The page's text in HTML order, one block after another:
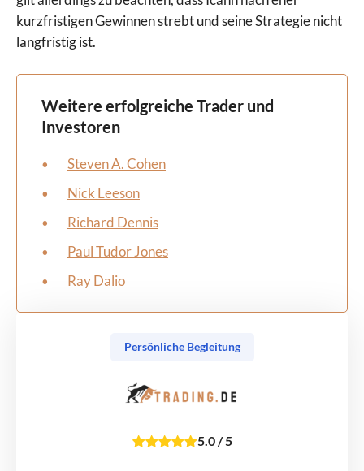
kurzfristigen Gewinnen strebt und seine Strategie nicht
langfristig ist.
Weitere erfolgreiche Trader und
Investoren
Steven A. Cohen
Nick Leeson
Richard Dennis
Paul Tudor Jones
Ray Dalio
Persönliche Begleitung
5.0/5